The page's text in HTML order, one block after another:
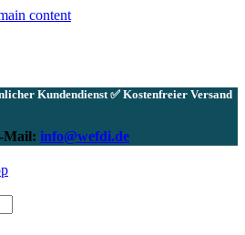
content
Kundendienst ✅ Kostenfreier Versand
Mail: info@wefdi.de